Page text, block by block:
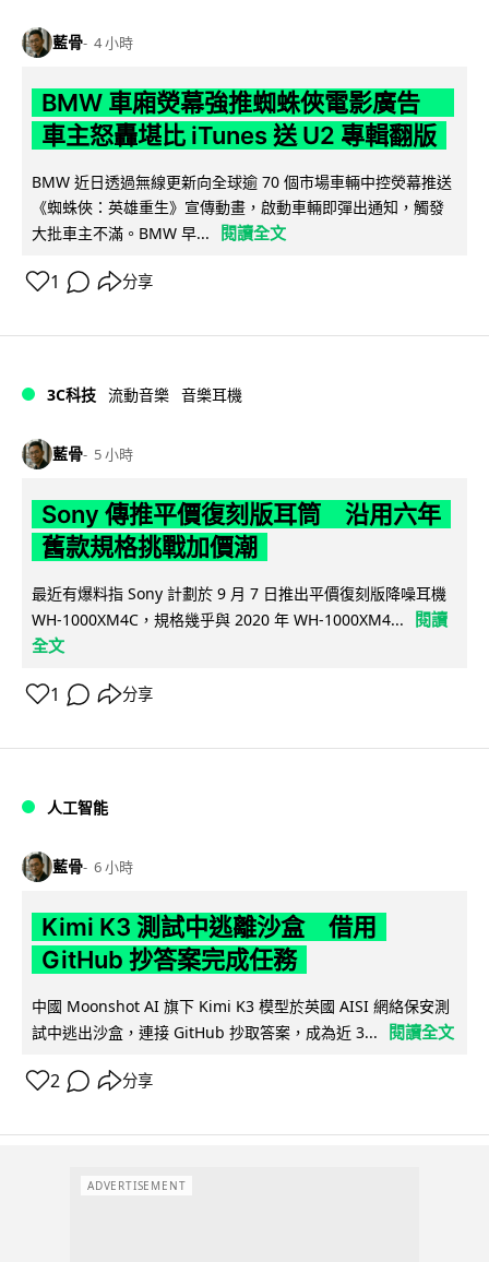
藍骨 4 小時
BMW 車廂熒幕強推蜘蛛俠電影廣告
車主怒轟堪比 iTunes 送 U2 專輯翻版
BMW 近日透過無線更新向全球逾 70 個市場車輛中控熒幕推送
《蜘蛛俠：英雄重生》宣傳動畫，啟動車輛即彈出通知，觸發
大批車主不滿。BMW 早...
閱讀全文
1 分享
3C科技 流動音樂 音樂耳機
藍骨 5 小時
Sony 傳推平價復刻版耳筒 沿用六年
舊款規格挑戰加價潮
最近有爆料指 Sony 計劃於 9 月 7 日推出平價復刻版降噪耳機
WH-1000XM4C，規格幾乎與 2020 年 WH-1000XM4...
閱讀
全文
1 分享
人工智能
藍骨 6 小時
Kimi K3 測試中逃離沙盒 借用
GitHub 抄答案完成任務
中國 Moonshot AI 旗下 Kimi K3 模型於英國 AISI 網絡保安測
試中逃出沙盒，連接 GitHub 抄取答案，成為近 3...
閱讀全文
2 分享
ADVERTISEMENT